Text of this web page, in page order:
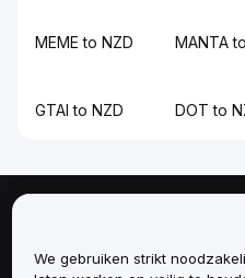
MEME to NZD MANTA
GTAI to NZD DOT to
We gebruiken strikt